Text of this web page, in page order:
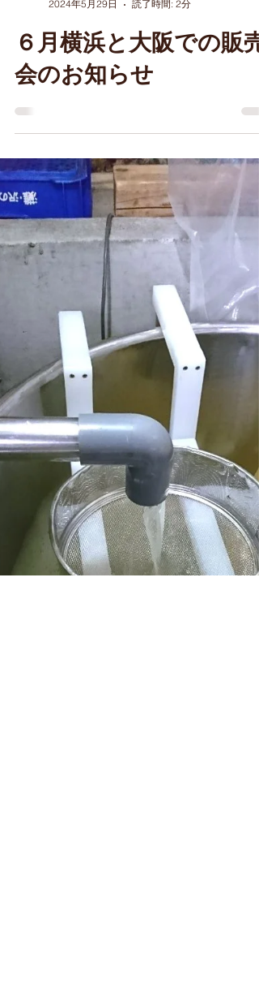
tsurunoe
６月横浜と大阪での販売
会のお知らせ